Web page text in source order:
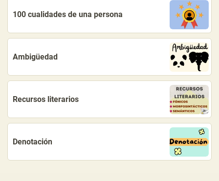
100 cualidades de una persona
Ambigüedad
Recursos literarios
Denotación